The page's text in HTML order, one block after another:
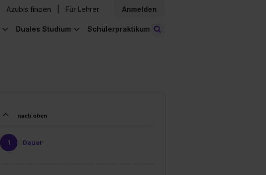
Azubis finden Für Lehrer Anmelden
Duales Studium Schülerpraktikum
nach oben
Dauer